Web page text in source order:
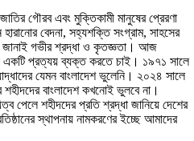
গৌরব এবং মুক্তিকামী মানুষের প্রেরণা
বেদনা, সহ্যশক্তি সংগ্রাম, সাহসের
জানাই গভীর শ্রদ্ধা ও কৃতজ্ঞতা। আজ
প্রত্যয় ব্যক্ত করতে চাই। ১৯৭১ সালে
যেমন বাংলাদেশ ভুলেনি। ২০২৪ সালে
শহীদদের বাংলাদেশ কখনোই ভুলবে না।
পেলে শহীদদের প্রতি শ্রদ্ধা জানিয়ে দেশের
স্থাপনায় নামকরণের ইচ্ছে আমাদের